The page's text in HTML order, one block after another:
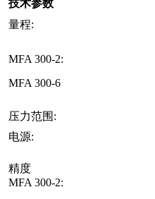
技术参数
量程:
MFA 300-2:
MFA 300-6
压力范围:
电源:
精度
MFA 300-2: